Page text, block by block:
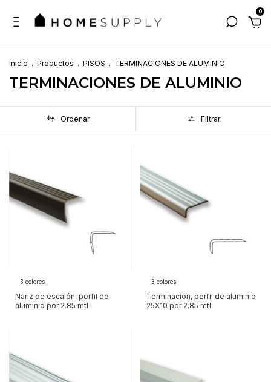
0
Inicio . Productos . PISOS . TERMINACIONES DE ALUMINIO
TERMINACIONES DE ALUMINIO
Ordenar Filtrar
3 colores
Nariz de escalón, perfil de
aluminio por 2.85 mtl
3 colores
Terminación, perfil de aluminio
25X10 por 2.85 mtl